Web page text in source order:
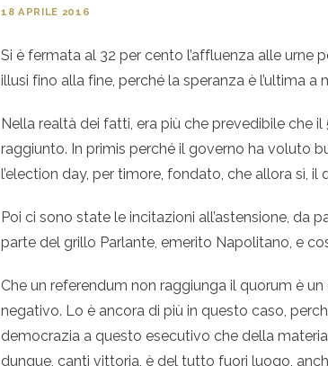
18 APRILE 2016
Si è fermata al 32 per cento l’affluenza alle urne
illusi fino alla fine, perché la speranza è l’ultima
Nella realtà dei fatti, era più che prevedibile che
raggiunto. In primis perché il governo ha voluto
l’election day, per timore, fondato, che allora sì,
Poi ci sono state le incitazioni all’astensione, da
parte del grillo Parlante, emerito Napolitano, e
Che un referendum non raggiunga il quorum è
negativo. Lo è ancora di più in questo caso,
democrazia a questo esecutivo che della
dunque, canti vittoria, è del tutto fuori luogo,